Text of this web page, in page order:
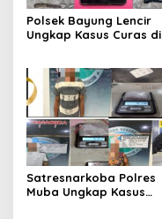
Polsek Bayung Lencir
Ungkap Kasus Curas di
Masih Diburu
Satresnarkoba Polres
Muba Ungkap Kasus